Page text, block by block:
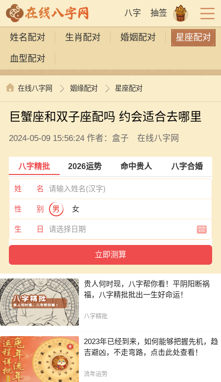
八字 抽签
姓名配对 生肖配对 婚姻配对 星座配对
血型配对
在线八字网 姻缘配对 星座配对
巨蟹座和双子座配吗 约会适合去哪里
2024-05-09 15:56:24 作者：盒子 在线八字网
八字精批 2026运势 命中贵人 八字合婚
姓 名
性 别 男 女
生 日
贵人何时现，八字帮你看！平阴阳断祸
福，八字精批批出一生好命运！
八字精批
2023年已经到来，如何能够把握先机，趋
吉避凶，不走弯路，点击此处查看！
流年运势